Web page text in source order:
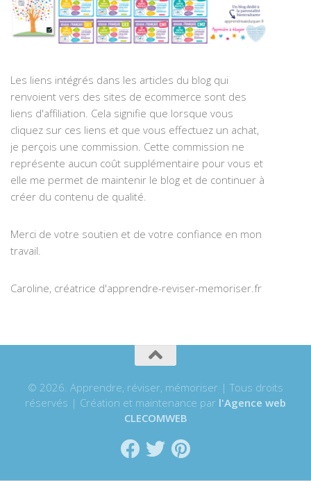
Les liens intégrés dans les articles du blog qui
renvoient vers des sites de ecommerce sont des
liens d'affiliation. Cela signifie que lorsque vous
cliquez sur ces liens et que vous effectuez un achat,
je perçois une commission. Cette commission ne
représente aucun coût supplémentaire pour vous et
elle me permet de maintenir le blog et de continuer à
créer du contenu de qualité.
Merci de votre soutien et de votre confiance en mon
travail.
Caroline, créatrice d'apprendre-reviser-memoriser.fr
© 2026. Apprendre, réviser, mémoriser | Tous droits
réservés | Création et maintenance par l'Agence web
CLECOMWEB